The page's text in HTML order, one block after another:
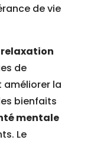
de vie
relaxation
de
la
bienfaits
mentale
Le